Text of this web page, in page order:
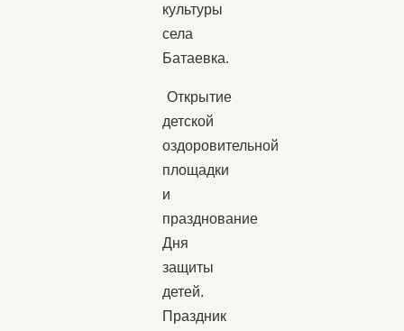
культуры
села
Батаевка.
Открытие
детской
оздоровительной
площадки
и
празднование
Дня
защиты
детей.
Праздник